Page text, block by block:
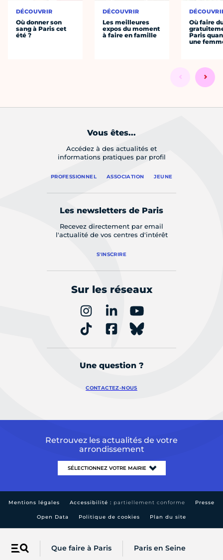
Menu Que faire à Paris Paris en Seine
DÉCOUVRIR
Où donner son
sang à Paris cet
été ?
DÉCOUVRIR
Les meilleures
expos du moment
à faire en famille
Où faire
Paris
une
Vous êtes...
Accédez à des actualités et
informations pratiques par profil
PROFESSIONNEL ASSOCIATION JEUNE
Les newsletters de Paris
Recevez directement par email
l'actualité de vos centres d'intérêt
S'INSCRIRE
Sur les réseaux
Une question ?
CONTACTEZ-NOUS
Retrouvez les actualités de votre
arrondissement
Mentions légales Accessibilité : partiellement conforme Presse
Open Data Politique de cookies Plan du site